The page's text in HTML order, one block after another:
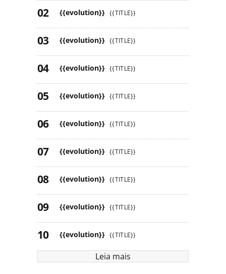
{{evolution}} {{TITLE}}
{{evolution}} {{TITLE}}
{{evolution}} {{TITLE}}
{{evolution}} {{TITLE}}
{{evolution}} {{TITLE}}
{{evolution}} {{TITLE}}
{{evolution}} {{TITLE}}
{{evolution}} {{TITLE}}
{{evolution}} {{TITLE}}
Leia mais